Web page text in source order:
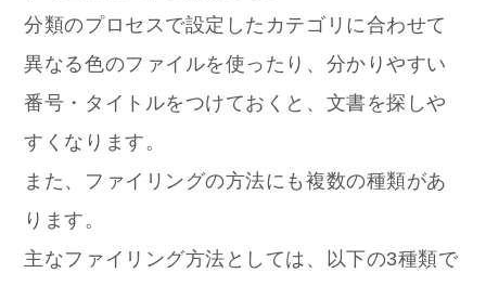
分類のプロセスで設定したカテゴリに合わせて
異なる色のファイルを使ったり、分かりやすい
番号・タイトルをつけておくと、文書を探しや
すくなります。
また、ファイリングの方法にも複数の種類があ
ります。
主なファイリング方法としては、以下の3種類で